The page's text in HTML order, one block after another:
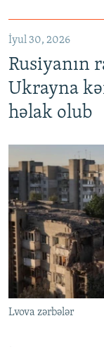
İyul 30, 2026
Rusiyanın
Ukrayna
həlak olub
Lvova zərbələr